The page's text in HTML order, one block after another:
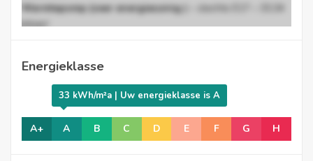
Warmtepomp (zeer energiezuinig )
– slechts E17 – 33,34
kWh/m²
Ben je op zoek naar een ruim, energiezuinig appartement met
tuin? Contacteer ons snel voor een bezoek, we leiden je graag
Energieklasse
A+ A
33 kWh/m²a | Uw energieklasse is A
B C D E F G H